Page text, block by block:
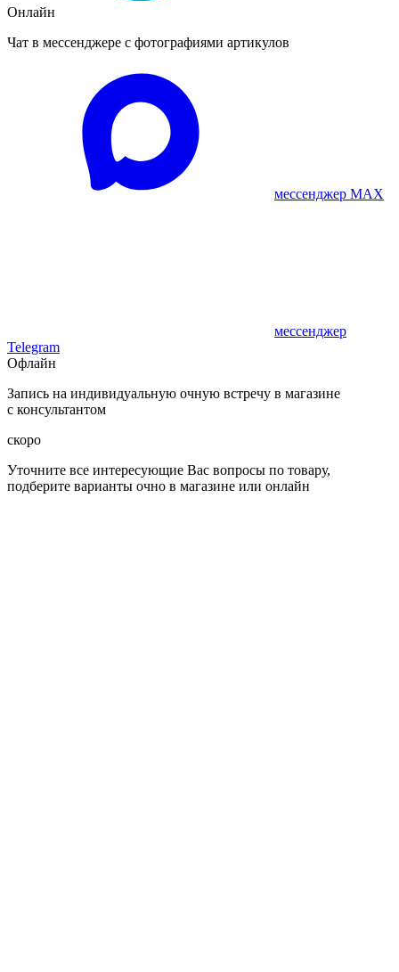
Онлайн
Чат в мессенджере с фотографиями артикулов
мессенджер MAX
мессенджер
Telegram
Офлайн
Запись на индивидуальную очную встречу в магазине
с консультантом
скоро
Уточните все интересующие Вас вопросы по товару,
подберите варианты очно в магазине или онлайн